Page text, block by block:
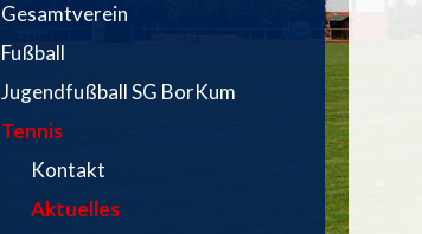
Gesamtverein
Fußball
Jugendfußball SG BorKum
Tennis
Kontakt
Aktuelles